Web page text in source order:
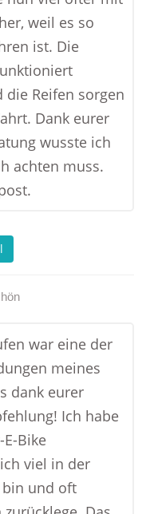
weil es so
ist. Die
Reifen sorgen
Dank eurer
wusste ich
achten muss.
war eine der
meines
dank eurer
Ich habe
Bike
viel in der
bin und oft